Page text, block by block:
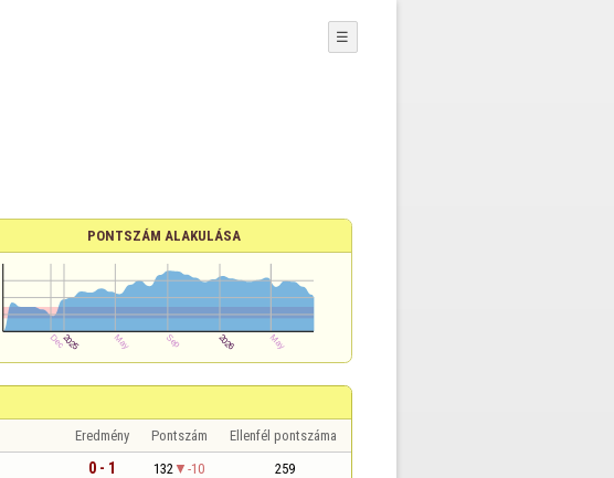
☰
PONTSZÁM ALAKULÁSA
Eredmény Pontszám Ellenfél pontszáma
0 - 1 132 -10 259